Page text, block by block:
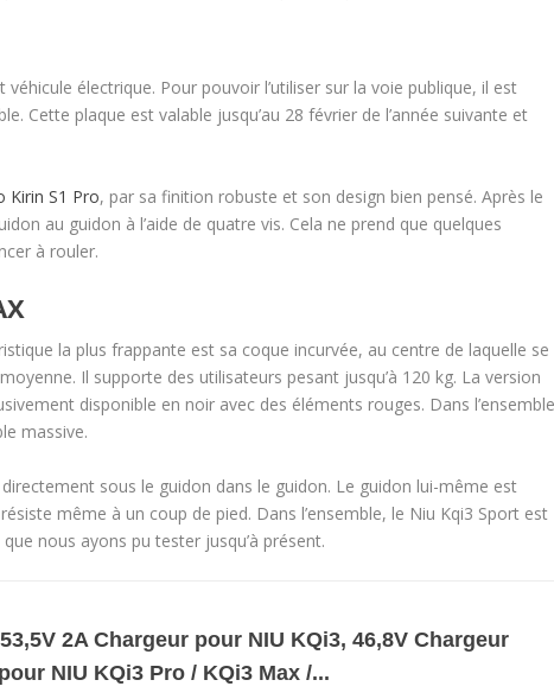
électrique. Pour pouvoir l’utiliser sur la voie publique, il est
Cette plaque est valable jusqu’au 28 février de l’année suivante et
Kirin S1 Pro, par sa finition robuste et son design bien pensé. Après le
au guidon à l’aide de quatre vis. Cela ne prend que quelques
à rouler.
la plus frappante est sa coque incurvée, au centre de laquelle se
Il supporte des utilisateurs pesant jusqu’à 120 kg. La version
disponible en noir avec des éléments rouges. Dans
massive.
sous le guidon dans le guidon. Le guidon lui-même est
même à un coup de pied. Dans l’ensemble, le Niu Kqi3 Sport est
nous ayons pu tester jusqu’à présent.
2A Chargeur pour NIU KQi3, 46,8V Chargeur
NIU KQi3 Pro / KQi3 Max /...